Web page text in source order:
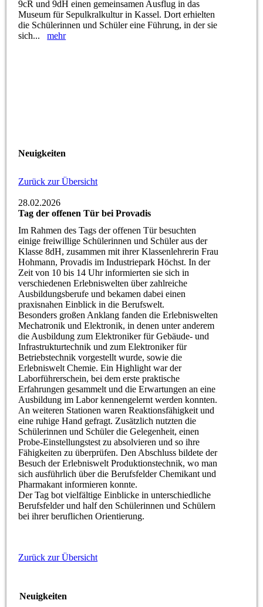
9cR und 9dH einen gemeinsamen Ausflug in das
Museum für Sepulkralkultur in Kassel. Dort erhielten
die Schülerinnen und Schüler eine Führung, in der sie
sich...mehr
Neuigkeiten
Zurück zur Übersicht
28.02.2026
Tag der offenen Tür bei Provadis
Im Rahmen des Tags der offenen Tür besuchten
einige freiwillige Schülerinnen und Schüler aus der
Klasse 8dH, zusammen mit ihrer Klassenlehrerin Frau
Hohmann, Provadis im Industriepark Höchst. In der
Zeit von 10 bis 14 Uhr informierten sie sich in
verschiedenen Erlebniswelten über zahlreiche
Ausbildungsberufe und bekamen dabei einen
praxisnahen Einblick in die Berufswelt.
Besonders großen Anklang fanden die Erlebniswelten
Mechatronik und Elektronik, in denen unter anderem
die Ausbildung zum Elektroniker für Gebäude- und
Infrastrukturtechnik und zum Elektroniker für
Betriebstechnik vorgestellt wurde, sowie die
Erlebniswelt Chemie. Ein Highlight war der
Laborführerschein, bei dem erste praktische
Erfahrungen gesammelt und die Erwartungen an eine
Ausbildung im Labor kennengelernt werden konnten.
An weiteren Stationen waren Reaktionsfähigkeit und
eine ruhige Hand gefragt. Zusätzlich nutzten die
Schülerinnen und Schüler die Gelegenheit, einen
Probe-Einstellungstest zu absolvieren und so ihre
Fähigkeiten zu überprüfen. Den Abschluss bildete der
Besuch der Erlebniswelt Produktionstechnik, wo man
sich ausführlich über die Berufsfelder Chemikant und
Pharmakant informieren konnte.
Der Tag bot vielfältige Einblicke in unterschiedliche
Berufsfelder und half den Schülerinnen und Schülern
bei ihrer beruflichen Orientierung.
Zurück zur Übersicht
Neuigkeiten